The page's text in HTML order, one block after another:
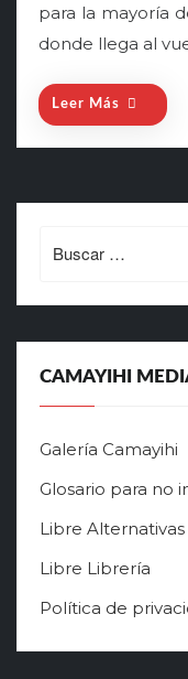
para la mayoría
donde llega al
Leer Más
for:
CAMAYIHI
Galería Camayihi
Glosario para no
Libre Alternativas
Libre Librería
Política de